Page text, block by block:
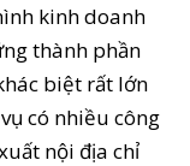
kinh doanh
thành phần
biệt rất lớn
có nhiều công
nội địa chỉ